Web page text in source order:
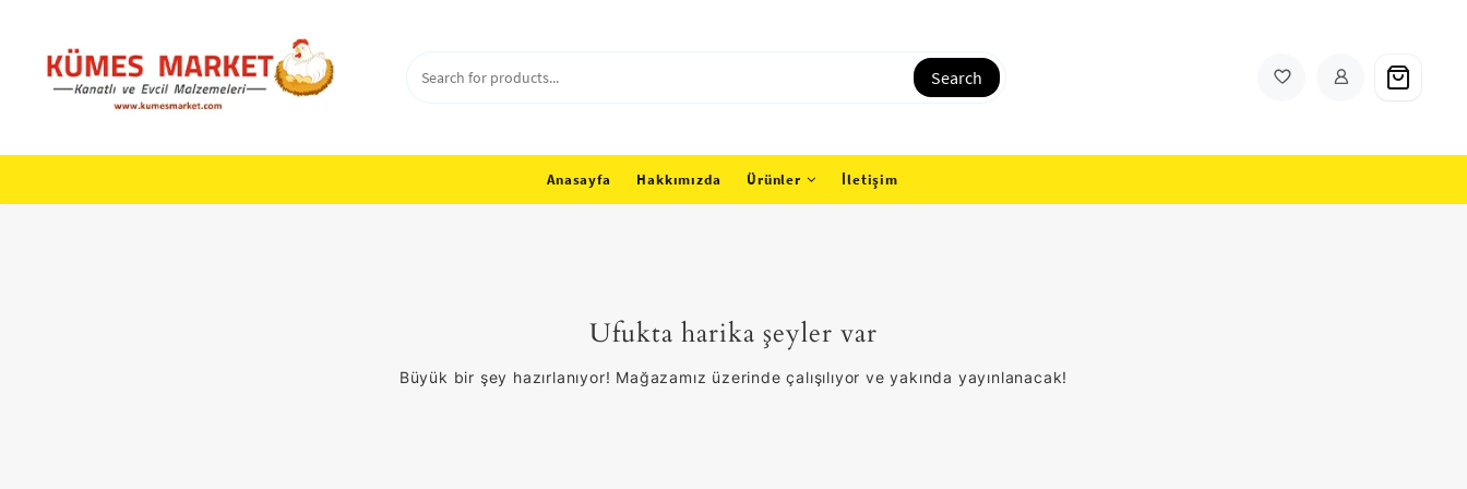
content
Search
Anasayfa Hakkımızda Ürünler İletişim
Ufukta harika şeyler var
Büyük bir şey hazırlanıyor! Mağazamız üzerinde çalışılıyor ve yakında yayınlanacak!